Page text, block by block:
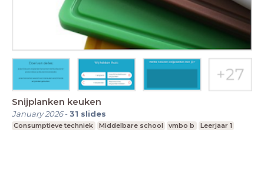
Snijplanken keuken
January 2026-31 slides
Consumptieve techniek Middelbare school vmbo b Leerjaar 1